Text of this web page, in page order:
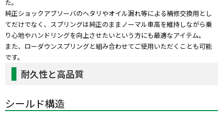
た。
純正ショックアブソーバのヘタリやオイル漏れ等による補修交換用とし
てだけでなく、スプリングは純正のままノーマル車高を維持しながら乗
り心地やハンドリングを向上させたいという方にも最適なアイテム。
また、ローダウンスプリングと組み合わせてご使用いただくことも可能
です。
耐久性と高品質
シールド構造